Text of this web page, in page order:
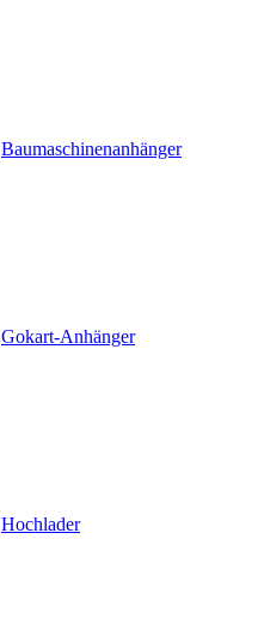
Baumaschinenanhänger
Gokart-Anhänger
Hochlader